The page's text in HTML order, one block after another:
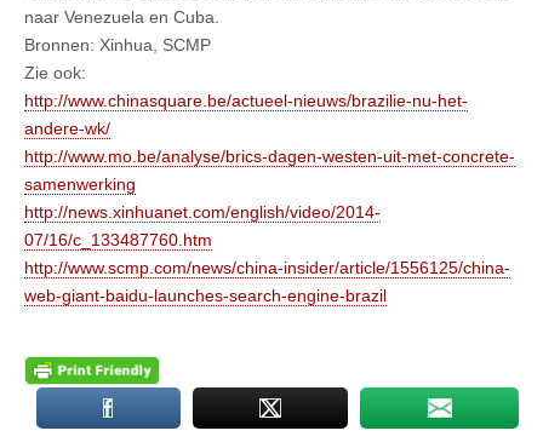
naar Venezuela en Cuba.
Bronnen: Xinhua, SCMP
Zie ook:
http://www.chinasquare.be/actueel-nieuws/brazilie-nu-het-
andere-wk/
http://www.mo.be/analyse/brics-dagen-westen-uit-met-concrete-
samenwerking
http://news.xinhuanet.com/english/video/2014-
07/16/c_133487760.htm
http://www.scmp.com/news/china-insider/article/1556125/china-
web-giant-baidu-launches-search-engine-brazil